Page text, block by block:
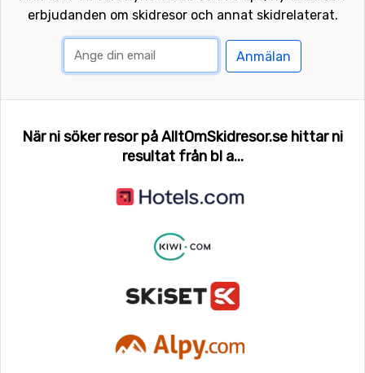
erbjudanden om skidresor och annat skidrelaterat.
Anmälan
När ni söker resor på AlltOmSkidresor.se hittar ni
resultat från bl a...